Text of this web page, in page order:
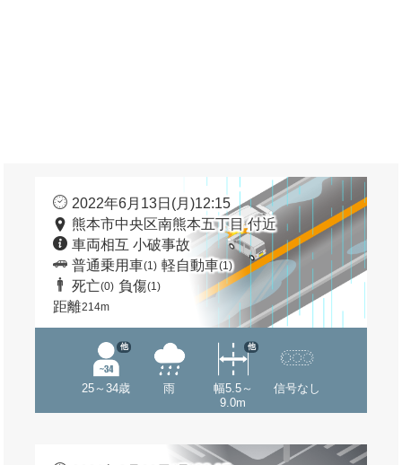
2022年6月13日(月)12:15
熊本市中央区南熊本五丁目 付近
車両相互 小破事故
普通乗用車(1) 軽自動車(1)
死亡(0) 負傷(1)
距離214m
25～34歳
他
雨
幅5.5～
9.0m
他
信号なし